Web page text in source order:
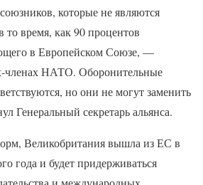
которые не являются
время, как 90 процентов
в Европейском Союзе, —
членах НАТО. Оборонительные
но они не могут заменить
секретарь альянса.
Великобритания вышла из ЕС в
года и будет придерживаться